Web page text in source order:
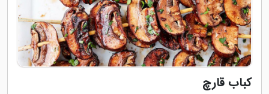
کباب قارچ